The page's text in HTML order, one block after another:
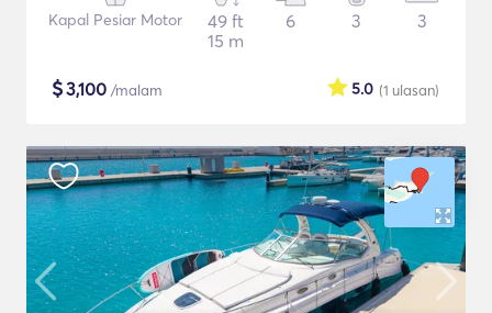
Kapal Pesiar Motor
49 ft
15 m
6 3 3
$3,100 /malam (1 ulasan)
5.0